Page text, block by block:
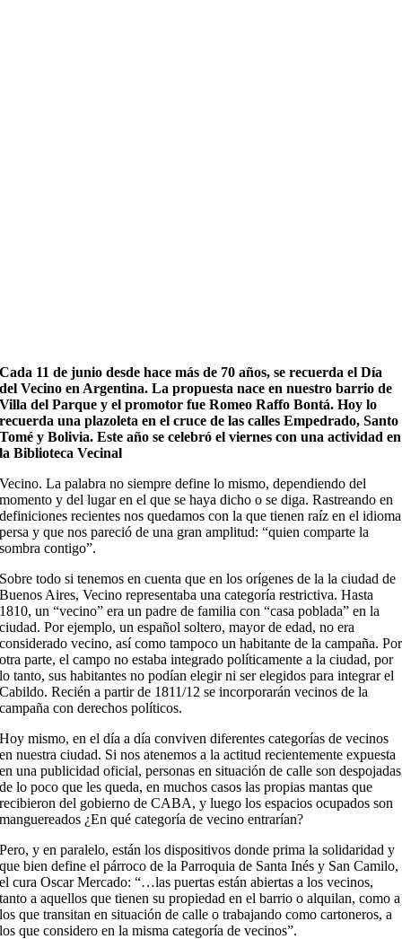
Cada 11 de junio desde hace más de 70 años, se recuerda el Día
del Vecino en Argentina. La propuesta nace en nuestro barrio de
Villa del Parque y el promotor fue Romeo Raffo Bontá. Hoy lo
recuerda una plazoleta en el cruce de las calles Empedrado, Santo
Tomé y Bolivia. Este año se celebró el viernes con una actividad en
la Biblioteca Vecinal
Vecino. La palabra no siempre define lo mismo, dependiendo del
momento y del lugar en el que se haya dicho o se diga. Rastreando en
definiciones recientes nos quedamos con la que tienen raíz en el idioma
persa y que nos pareció de una gran amplitud: “quien comparte la
sombra contigo”.
Sobre todo si tenemos en cuenta que en los orígenes de la la ciudad de
Buenos Aires, Vecino representaba una categoría restrictiva. Hasta
1810, un “vecino” era un padre de familia con “casa poblada” en la
ciudad. Por ejemplo, un español soltero, mayor de edad, no era
considerado vecino, así como tampoco un habitante de la campaña. Por
otra parte, el campo no estaba integrado políticamente a la ciudad, por
lo tanto, sus habitantes no podían elegir ni ser elegidos para integrar el
Cabildo. Recién a partir de 1811/12 se incorporarán vecinos de la
campaña con derechos políticos.
Hoy mismo, en el día a día conviven diferentes categorías de vecinos
en nuestra ciudad. Si nos atenemos a la actitud recientemente expuesta
en una publicidad oficial, personas en situación de calle son despojadas
de lo poco que les queda, en muchos casos las propias mantas que
recibieron del gobierno de CABA, y luego los espacios ocupados son
manguereados ¿En qué categoría de vecino entrarían?
Pero, y en paralelo, están los dispositivos donde prima la solidaridad y
que bien define el párroco de la Parroquia de Santa Inés y San Camilo,
el cura Oscar Mercado: “…las puertas están abiertas a los vecinos,
tanto a aquellos que tienen su propiedad en el barrio o alquilan, como a
los que transitan en situación de calle o trabajando como cartoneros, a
los que considero en la misma categoría de vecinos”.